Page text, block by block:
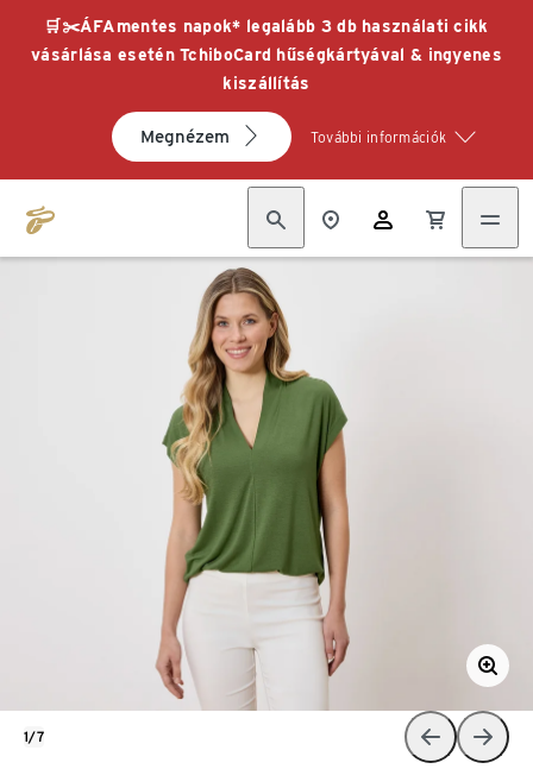
🛒✂️ÁFAmentes napok* legalább 3 db használati cikk
vásárlása esetén TchiboCard hűségkártyával & ingyenes
kiszállítás
Megnézem További információk
1/7